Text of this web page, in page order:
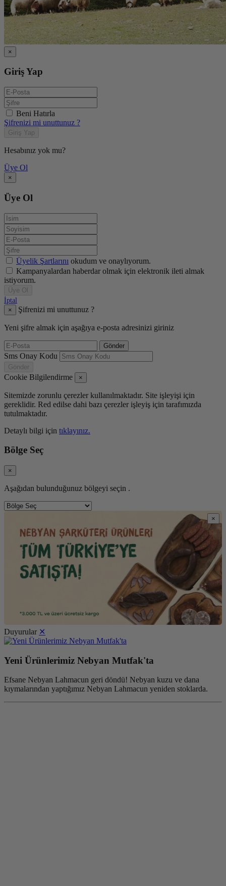
×
Giriş Yap
Beni Hatırla
Şifrenizi mi unuttunuz ?
Giriş Yap
Hesabınız yok mu?
Üye Ol
×
Üye Ol
Üyelik Şartlarını okudum ve onaylıyorum.
Kampanyalardan haberdar olmak için elektronik ileti almak
istiyorum.
Üye Ol
İptal
×
Şifrenizi mi unuttunuz ?
Yeni şifre almak için aşağıya e-posta adresinizi giriniz
Gönder
Sms Onay Kodu
Gönder
Cookie Bilgilendirme ×
Sitemizde zorunlu çerezler kullanılmaktadır. Site işleyişi için
gereklidir. Red edilse dahi bazı çerezler işleyiş için tarafımızda
tutulmaktadır.
Detaylı bilgi için tıklayınız.
Bölge Seç
×
Aşağıdan bulunduğunuz bölgeyi seçin .
×
Duyurular ✕
Yeni Ürünlerimiz Nebyan Mutfak'ta
Efsane Nebyan Lahmacun geri döndü! Nebyan kuzu ve dana
kıymalarından yaptığımız Nebyan Lahmacun yeniden stoklarda.